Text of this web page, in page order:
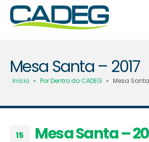
Mesa Santa – 2017
Início » Por Dentro do CADEG » Mesa
15 Mesa Santa –